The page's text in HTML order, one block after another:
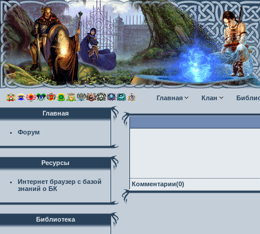
Главная Клан
Главная
Форум
Ресурсы
Интернет браузер с базой
знаний о БК
Библиотека
Комментарии(0)